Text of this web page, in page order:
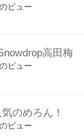
ビュー
高田梅
ビュー
のめろん！
ビュー